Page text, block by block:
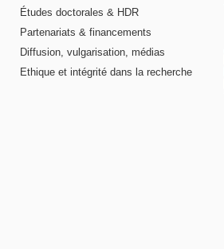
Études doctorales & HDR
Partenariats & financements
Diffusion, vulgarisation, médias
Ethique et intégrité dans la recherche